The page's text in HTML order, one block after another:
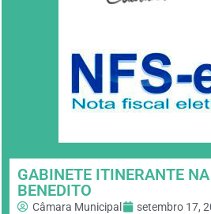
GABINETE ITINERANTE
BENEDITO
Câmara Municipal setembro 17,